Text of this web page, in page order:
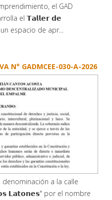
el GAD
el 𝗧𝗮𝗹𝗹𝗲𝗿 𝗱𝗲
espacio de apr...
N° GADMCEE-030-A-2026
a la calle
𝗟𝗮𝘁𝗼𝗻𝗲𝘀" por el nombre